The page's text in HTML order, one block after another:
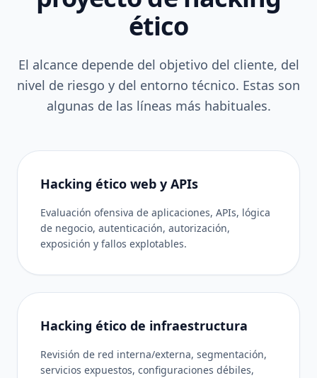
ético
El alcance depende del objetivo del cliente, del
nivel de riesgo y del entorno técnico. Estas son
algunas de las líneas más habituales.
Hacking ético web y APIs
Evaluación ofensiva de aplicaciones, APIs, lógica
de negocio, autenticación, autorización,
exposición y fallos explotables.
Hacking ético de infraestructura
Revisión de red interna/externa, segmentación,
servicios expuestos, configuraciones débiles,